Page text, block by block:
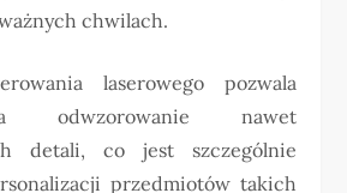
chwilach.
laserowego pozwala
odwzorowanie nawet
detali, co jest szczególnie
przedmiotów takich